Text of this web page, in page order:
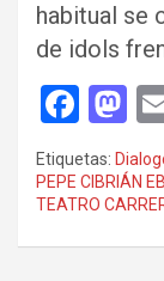
habitual se
de idols
F
a
ce
b
o
M
a
st
o
d
Etiquetas:
PEPE CIBRIÁN
TEATRO